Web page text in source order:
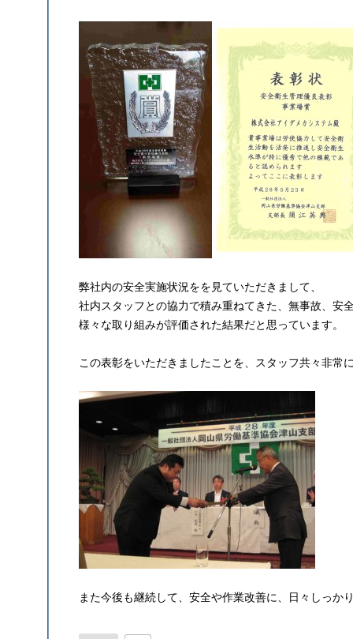
弊社内の安全実施状況をを見ていただきまして、
社内スタッフとの協力で積み重ねてきた、無事故、安
様々な取り組みが評価された結果だと思っています。
この表彰をいただきましたことを、スタッフ共々非常
また今後も継続して、安全や作業改善に、日々しっか